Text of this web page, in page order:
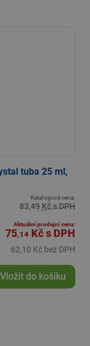
tuba 25 ml,
Katalogová cena:
83,49 Kč s DPH
Aktuální prodejní cena:
75,14 Kčs DPH
62,10 Kč bez DPH
Vložit do košíku